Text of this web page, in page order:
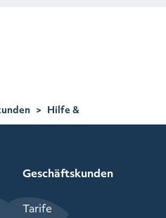
> Hilfe &
Geschäftskunden
Tarife